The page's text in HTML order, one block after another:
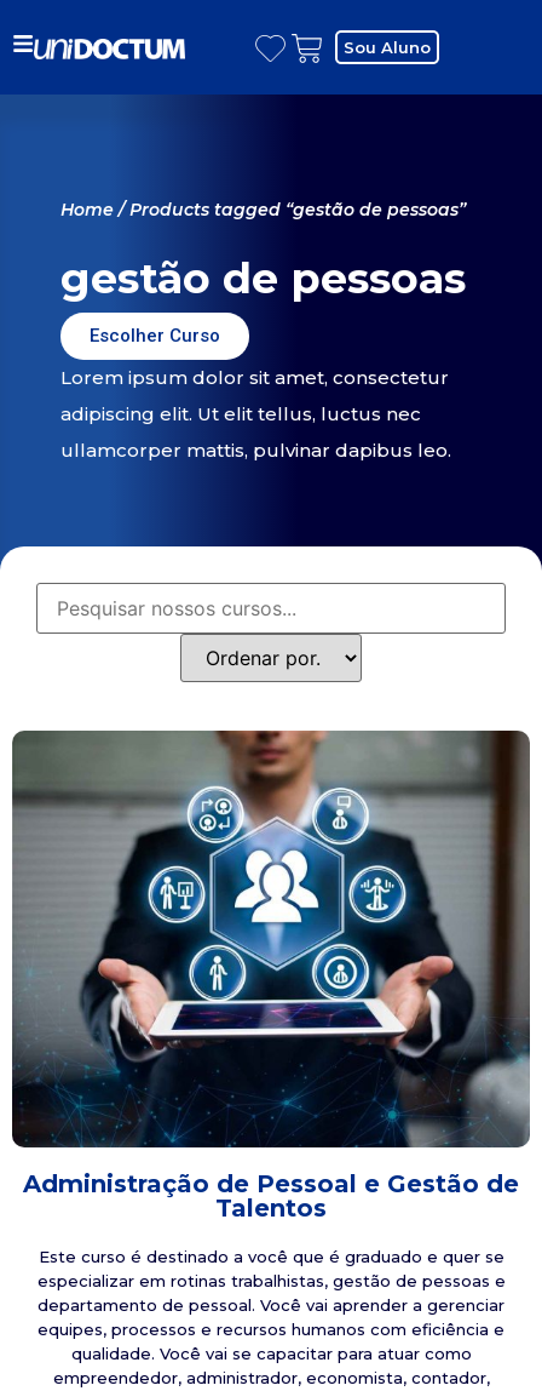
Sou Aluno
Home/ Products tagged “gestão de pessoas”
gestão de pessoas
Escolher Curso
Lorem ipsum dolor sit amet, consectetur
adipiscing elit. Ut elit tellus, luctus nec
ullamcorper mattis, pulvinar dapibus leo.
Administração de Pessoal e Gestão de
Talentos
Este curso é destinado a você que é graduado e quer se
especializar em rotinas trabalhistas, gestão de pessoas e
departamento de pessoal. Você vai aprender a gerenciar
equipes, processos e recursos humanos com eficiência e
qualidade. Você vai se capacitar para atuar como
empreendedor, administrador, economista, contador,